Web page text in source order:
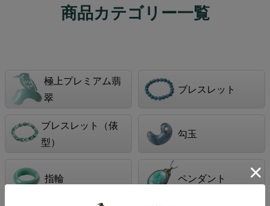
商品カテゴリー一覧
極上プレミアム翡
翠
ブレスレット
ブレスレット（俵
型）
勾玉
指輪 ペンダント